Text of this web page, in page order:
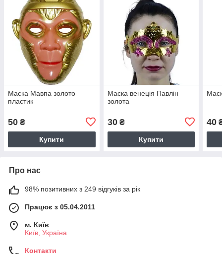
Маска Мавпа золото
пластик
50 ₴
Купити
Маска венеція Павлін
золота
30₴
Купити
40
Про нас
98% позитивних з 249 відгуків за рік
Працює з 05.04.2011
м. Київ
Київ, Україна
Контакти